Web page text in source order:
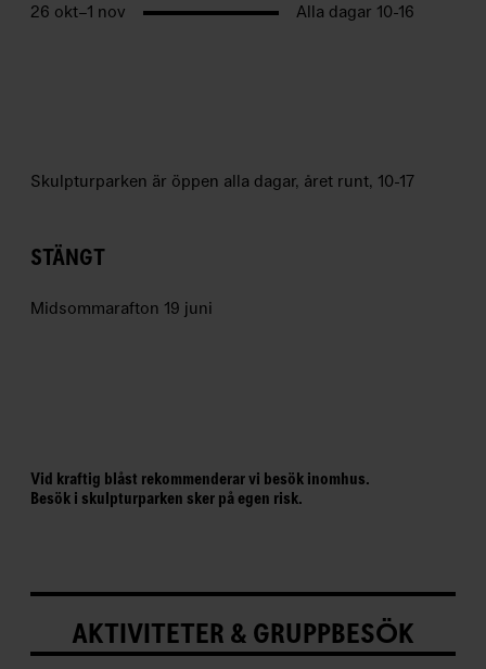
26 okt–1 nov Alla dagar 10-16
Skulpturparken är öppen alla dagar, året runt, 10-17
STÄNGT
Midsommarafton 19 juni
Vid kraftig blåst rekommenderar vi besök inomhus.
Besök i skulpturparken sker på egen risk.
AKTIVITETER & GRUPPBESÖK
L
L
Y
H